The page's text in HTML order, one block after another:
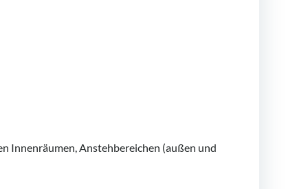
Innenräumen, Anstehbereichen (außen und